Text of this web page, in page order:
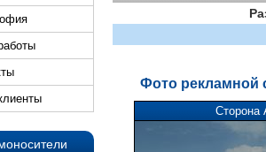
Фото рекламной
Сторона